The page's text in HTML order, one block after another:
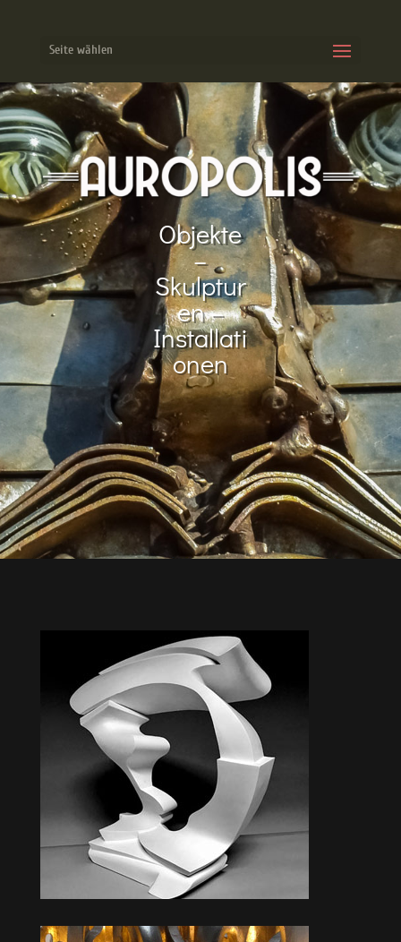
Seite wählen
Objekte
–
Skulptur
en –
Installati
onen